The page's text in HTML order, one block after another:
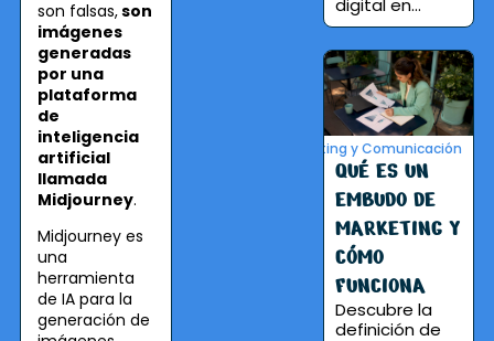
son falsas,son
imágenes
generadas
por una
plataforma
de
inteligencia
artificial
llamada
Midjourney.
Midjourney es
una
herramienta
de IA para la
generación de
digital en...
Marketing y Comunicación
QUÉ ES UN
EMBUDO DE
MARKETING Y
CÓMO
FUNCIONA
Descubre la
definición de